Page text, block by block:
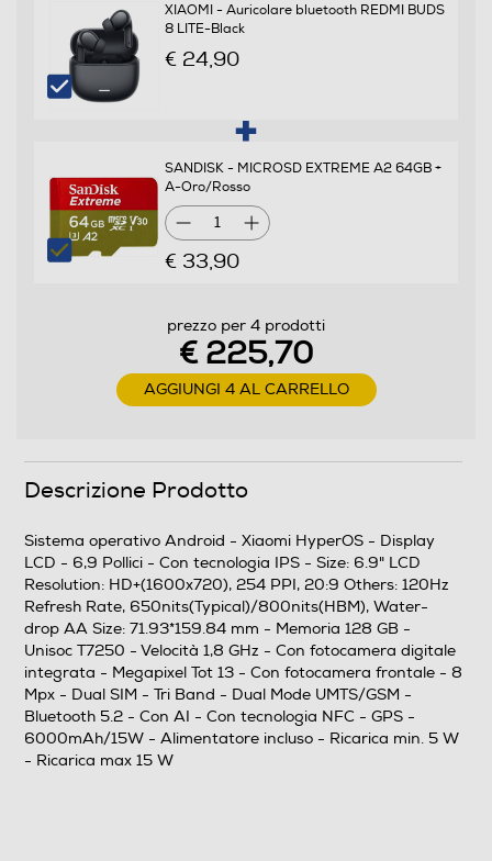
LTE: 1/3/5/7/8/20/28/38/40/41 (Full band) WCDMA:
1/5/8 GSM: 2/3/5/8
Sistema Operativo - Processore
Android
Versione sistema operativo
Octa Core
1,8
Unisoc T7250
Fotocamera
Fotocamera digitale
MegaPixel totali
XIAOMI - Auricolare bluetooth REDMI BUDS
8 LITE-Black
€ 24,90
SANDISK - MICROSD EXTREME A2 64GB +
A-Oro/Rosso
1
€ 33,90
prezzo per 4 prodotti
€ 225,70
AGGIUNGI 4 AL CARRELLO
Descrizione Prodotto
Sistema operativo Android - Xiaomi HyperOS - Display
LCD - 6,9 Pollici - Con tecnologia IPS - Size: 6.9" LCD
Resolution: HD+(1600x720), 254 PPI, 20:9 Others: 120Hz
Refresh Rate, 650nits(Typical)/800nits(HBM), Water-
drop AA Size: 71.93*159.84 mm - Memoria 128 GB -
Unisoc T7250 - Velocità 1,8 GHz - Con fotocamera digitale
integrata - Megapixel Tot 13 - Con fotocamera frontale - 8
Mpx - Dual SIM - Tri Band - Dual Mode UMTS/GSM -
Bluetooth 5.2 - Con AI - Con tecnologia NFC - GPS -
6000mAh/15W - Alimentatore incluso - Ricarica min. 5 W
- Ricarica max 15 W